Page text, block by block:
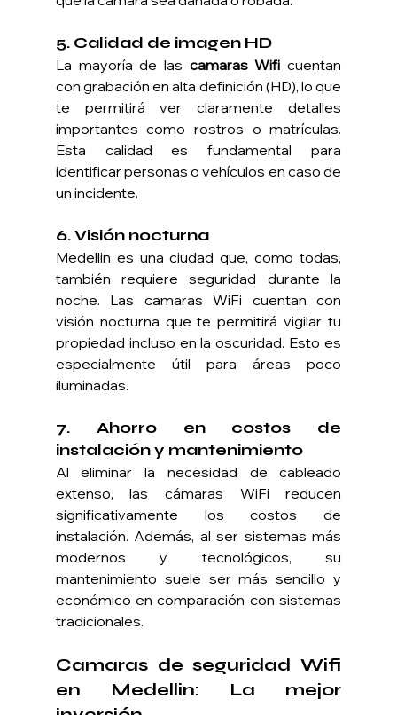
5. Calidad de imagen HD
La mayoría de las camaras Wifi cuentan
con grabación en alta definición (HD), lo que
te permitirá ver claramente detalles
importantes como rostros o matrículas.
Esta calidad es fundamental para
identificar personas o vehículos en caso de
un incidente.
6. Visión nocturna
Medellin es una ciudad que, como todas,
también requiere seguridad durante la
noche. Las camaras WiFi cuentan con
visión nocturna que te permitirá vigilar tu
propiedad incluso en la oscuridad. Esto es
especialmente útil para áreas poco
iluminadas.
7. Ahorro en costos de
instalación y mantenimiento
Al eliminar la necesidad de cableado
extenso, las cámaras WiFi reducen
significativamente los costos de
instalación. Además, al ser sistemas más
modernos y tecnológicos, su
mantenimiento suele ser más sencillo y
económico en comparación con sistemas
tradicionales.
Camaras de seguridad Wifi
en Medellin: La mejor